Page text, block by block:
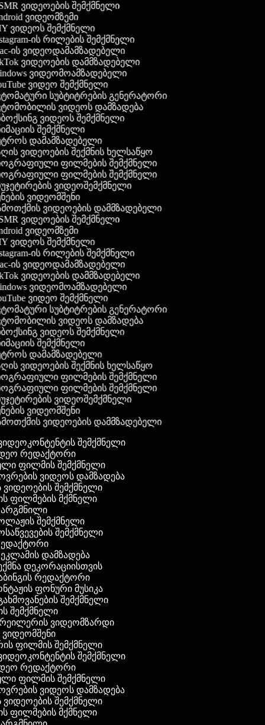
ვიდეოების შემქმნელი
ვიდეომზემი
ვიდეოს შემქმნელი
ის რილების შემქმნელი
ის ვიდეოდამამზადებელი
ვიდეოების დამმზადებელი
ვიდეომოამზადებელი
ვიდეო შემქმნელი
სუბტიტრების გენერატორი
ვიდეოს დამზადება
ვიდეოს შემქმნელი
შემქმნელი
დამამზადებელი
ვიდეოების შექმნის ხელსაწყო
ფილმების შემქმნელი
ფილმების შემქმნელი
ვიდეოშემქმნელი
ვიდეომშენი
ვიდეოების დამმზადებელი
ვიდეოების შემქმნელი
ვიდეომზემი
ვიდეოს შემქმნელი
ის რილების შემქმნელი
ის ვიდეოდამამზადებელი
ვიდეოების დამმზადებელი
ვიდეომოამზადებელი
ვიდეო შემქმნელი
სუბტიტრების გენერატორი
ვიდეოს დამზადება
ვიდეოს შემქმნელი
შემქმნელი
დამამზადებელი
ვიდეოების შექმნის ხელსაწყო
ფილმების შემქმნელი
ფილმების შემქმნელი
ვიდეოშემქმნელი
ვიდეომშენი
ვიდეოების დამმზადებელი
ვიდეოკონტენტის შემქმნელი
რედაქტორი
ფილმის შემქმნელი
ვიდეოს დამზადება
ვიდეოების შემქმნელი
ფილმების მქმნელი
შემქმნელი
შემქმნელი
დამზადება
დეკორაციისთვის
რედაქტორი
ფონური მუსიკა
შემქმნელი
შემქმნელი
ვიდეომზარდი
ვიდეომშენი
ფილმის შემქმნელი
ვიდეოკონტენტის შემქმნელი
რედაქტორი
ფილმის შემქმნელი
ვიდეოს დამზადება
ვიდეოების შემქმნელი
ფილმების მქმნელი